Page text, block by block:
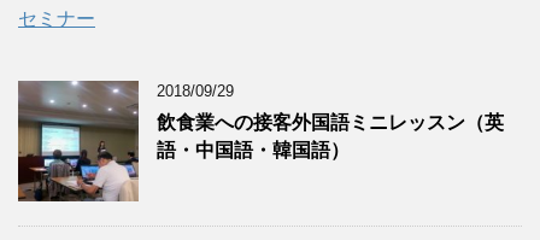
セミナー
2018/09/29
飲食業への接客外国語ミニレッスン（英
語・中国語・韓国語）